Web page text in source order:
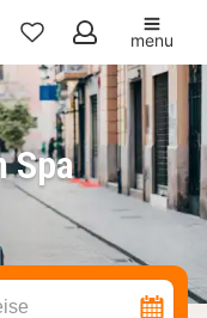
Meine
Favoriten
menu
Spa